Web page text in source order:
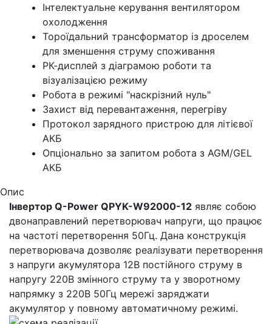
Інтелектуальне керування вентилятором
охолодження
Тороїдальний трансформатор із дроселем
для зменшення струму споживання
РК-дисплей з діаграмою роботи та
візуалізацією режиму
Робота в режимі "наскрізний нуль"
Захист від перевантаження, перегріву
Протокол зарядного пристрою для літієвої
АКБ
Опціонально за запитом робота з AGM/GEL
АКБ
Опис
Інвертор Q-Power QPYK-W92000-12 являє собою
двонаправлений перетворювач напруги, що працює
на частоті перетворення 50Гц. Дана конструкція
перетворювача дозволяє реалізувати перетворення
з напруги акумулятора 12В постійного струму в
напругу 220В змінного струму та у зворотному
напрямку з 220В 50Гц мережі заряджати
акумулятор у повному автоматичному режимі.